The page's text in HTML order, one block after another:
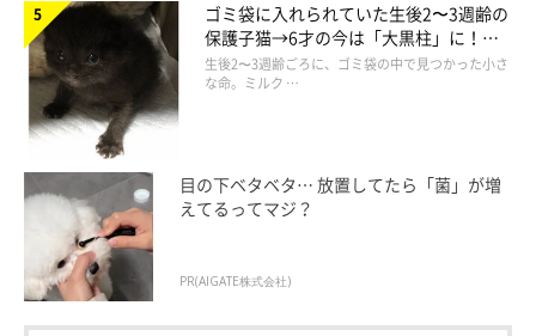
ゴミ袋に入れられていた生後2〜3週齢の
保護子猫→6才の今は「大黒柱」に！
美しい黒猫に成長した姿にグッとくる
生後2〜3週齢ごろに、ゴミ袋の中で見つかった小さ
な命。ミルク …
目の下ベタベタ… 放置してたら「菌」が増
えてるってマジ？
PR(AIGATE株式会社)